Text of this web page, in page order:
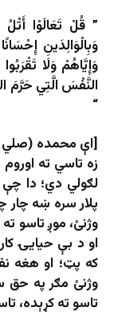
” قُلْ تَعَالَوْا
وَبِالْوَالِدَينِ
وَإِيَّاهُمْ وَلَا
النَّفْسَ الَّتِي حَرَّمَ
“
[اې محمده (صلي
زه تاسي ته
لګولي دي؛ دا
پلار سره ښه چار
وژنئ، موږ تاسو
او د بې حيايۍ
كه پټ؛ او هغه
وژنئ مګر په حق
تاسو ته کړېده،